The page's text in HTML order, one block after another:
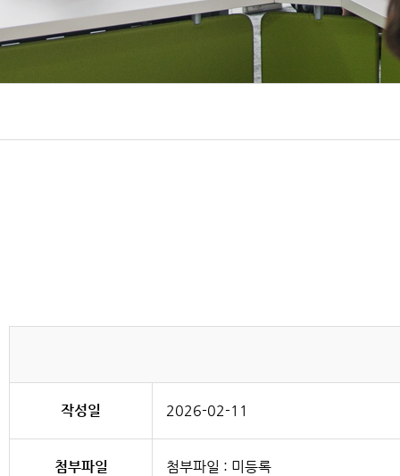
작성일 2026-02-11
첨부파일 첨부파일 : 미등록